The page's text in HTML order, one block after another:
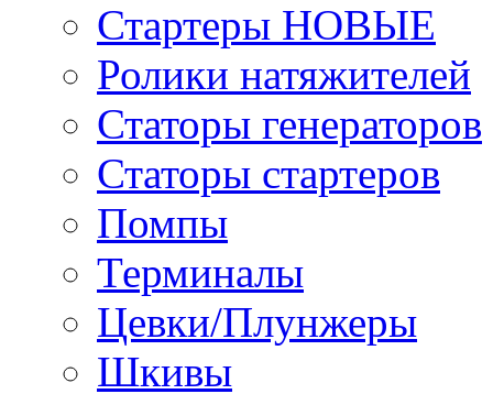
Стартеры НОВЫЕ
Ролики натяжителей
Статоры генераторов
Статоры стартеров
Помпы
Терминалы
Цевки/Плунжеры
Шкивы